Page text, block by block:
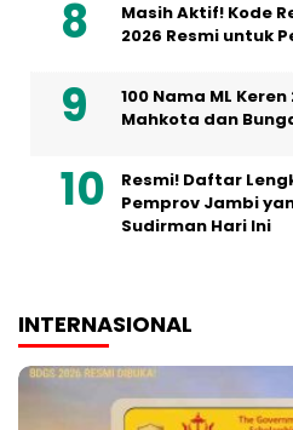
Masih Aktif! Kode
2026 Resmi untuk
100 Nama ML
Mahkota dan
Resmi! Daftar
Pemprov Jambi
Sudirman Hari Ini
INTERNASIONAL